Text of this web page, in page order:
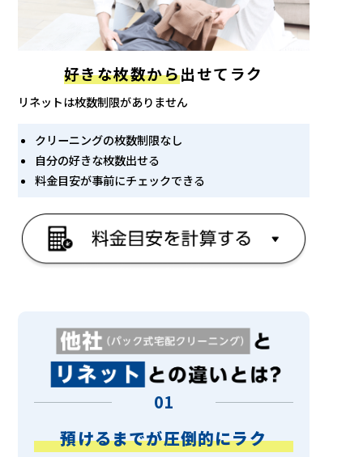
好きな枚数から出せてラク
リネットは枚数制限がありません
クリーニングの枚数制限なし
自分の好きな枚数出せる
料金目安が事前にチェックできる
01
預けるまでが圧倒的にラク